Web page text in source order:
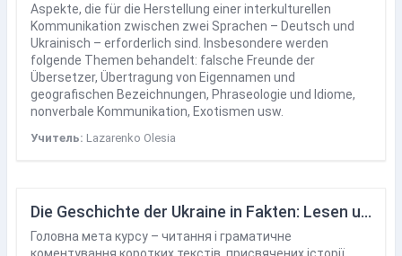
Aspekte, die für die Herstellung einer interkulturellen
Kommunikation zwischen zwei Sprachen – Deutsch und
Ukrainisch – erforderlich sind. Insbesondere werden
folgende Themen behandelt: falsche Freunde der
Übersetzer, Übertragung von Eigennamen und
geografischen Bezeichnungen, Phraseologie und Idiome,
nonverbale Kommunikation, Exotismen usw.
Учитель: Lazarenko Olesia
Die Geschichte der Ukraine in Fakten: Lesen und grammatikalische Analyse von Texten
Головна мета курсу – читання і граматичне
коментування коротких текстів, присвячених історії